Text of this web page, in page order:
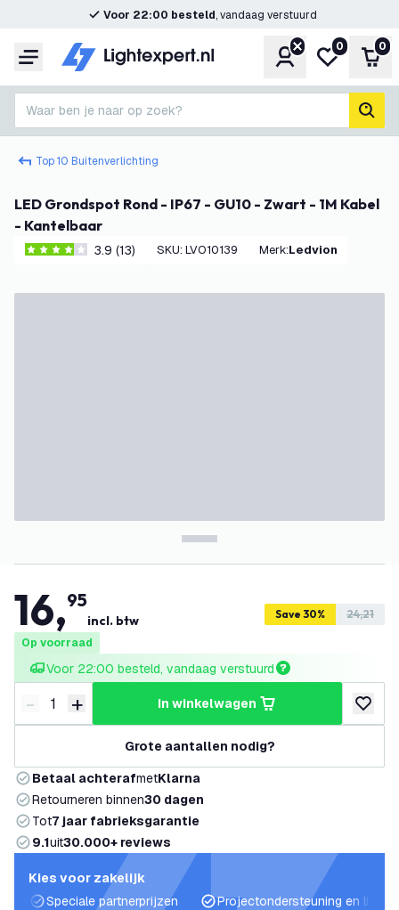
Voor 22:00 besteld, vandaag verstuurd
Menu Account
Mijn
0 0
Waar ben je naar op zoek?
Top 10 Buitenverlichting
LED Grondspot Rond - IP67 - GU10 - Zwart - 1M Kabel
- Kantelbaar
3.9 score sterren
3.9 (13) SKU: LVO10139 Merk: Ledvion
16,95
incl. btw Save 30% 24,21
Op voorraad
Voor 22:00 besteld, vandaag verstuurd
Verminder hoeveelheid
- Verhoog hoeveelheid
+ in winkelwagen
Grote aantallen nodig?
Betaal achterafmetKlarna
Retourneren binnen30 dagen
Tot7 jaar fabrieksgarantie
9.1uit30.000+ reviews
Kies voor zakelijk
Speciale partnerprijzen
Projectondersteuning en